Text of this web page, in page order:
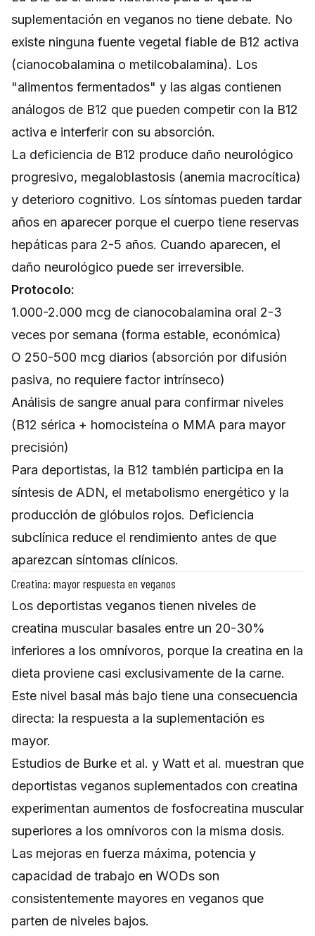
suplementación en veganos no tiene debate. No
existe ninguna fuente vegetal fiable de B12 activa
(cianocobalamina o metilcobalamina). Los
"alimentos fermentados" y las algas contienen
análogos de B12 que pueden competir con la B12
activa e interferir con su absorción.
La deficiencia de B12 produce daño neurológico
progresivo, megaloblastosis (anemia macrocítica)
y deterioro cognitivo. Los síntomas pueden tardar
años en aparecer porque el cuerpo tiene reservas
hepáticas para 2-5 años. Cuando aparecen, el
daño neurológico puede ser irreversible.
Protocolo:
1.000-2.000 mcg de cianocobalamina oral 2-3
veces por semana (forma estable, económica)
O 250-500 mcg diarios (absorción por difusión
pasiva, no requiere factor intrínseco)
Análisis de sangre anual para confirmar niveles
(B12 sérica + homocisteína o MMA para mayor
precisión)
Para deportistas, la B12 también participa en la
síntesis de ADN, el metabolismo energético y la
producción de glóbulos rojos. Deficiencia
subclínica reduce el rendimiento antes de que
aparezcan síntomas clínicos.
Creatina: mayor respuesta en veganos
Los deportistas veganos tienen niveles de
creatina muscular basales entre un 20-30%
inferiores a los omnívoros, porque la creatina en la
dieta proviene casi exclusivamente de la carne.
Este nivel basal más bajo tiene una consecuencia
directa: la respuesta a la suplementación es
mayor.
Estudios de Burke et al. y Watt et al. muestran que
deportistas veganos suplementados con creatina
experimentan aumentos de fosfocreatina muscular
superiores a los omnívoros con la misma dosis.
Las mejoras en fuerza máxima, potencia y
capacidad de trabajo en WODs son
consistentemente mayores en veganos que
parten de niveles bajos.